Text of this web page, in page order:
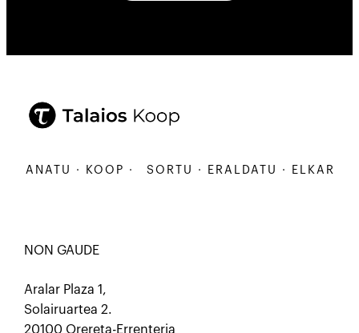
· KOOP · SORTU · ERALDATU ·
NON GAUDE
Aralar Plaza 1,
Solairuartea 2.
20100 Orereta-Errenteria